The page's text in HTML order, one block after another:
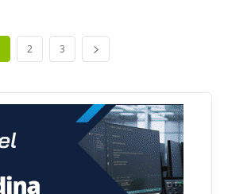
2 3
informaciono-komunikacionim
33,4% domaćinstava u BiH uopšte
bilo koje vrste (desktop, laptop ili
starije od 65 godina uopšte ne
ima pristup računarima
јуче 11:45